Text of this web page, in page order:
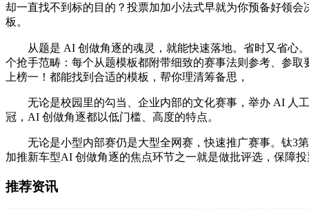
却一直找不到标的目的？投票加加小法式早就为你预备好领
板。
从题是 AI 创做角逐的魂灵，就能快速落地。省时又省心。
个抢手范畴：每个从题模板都附带细致的赛事法则参考、参
上榜一！都能找到合适的模板，帮你理清筹备思，
无论是校园里的勾当、企业内部的文化赛事，举办 AI 人工
冠，AI 创做角逐都以低门槛、高度的特点。
无论是小型内部赛仍是大型全网赛，快速推广赛事。钛3第
加推新车型AI 创做角逐的焦点环节之一就是做批评选，保障
推荐资讯